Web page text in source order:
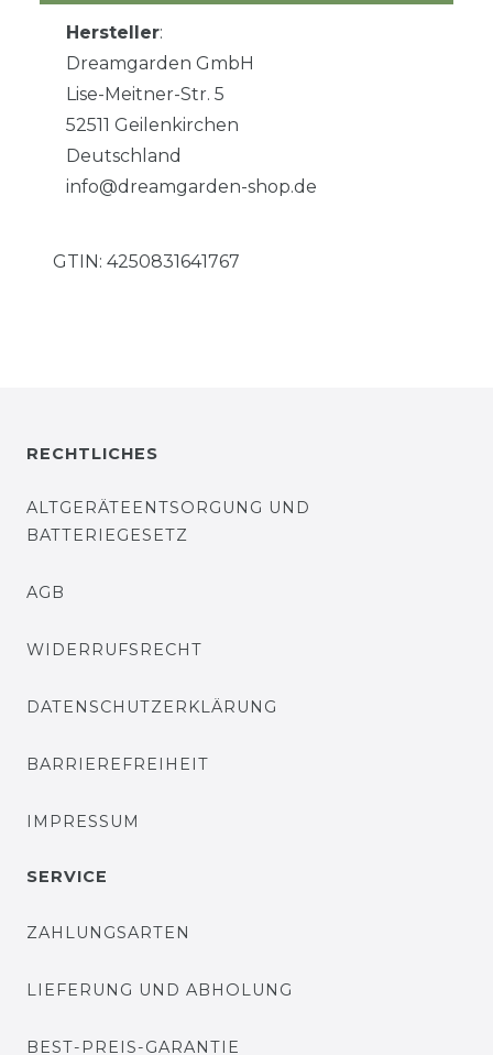
Hersteller:
Dreamgarden GmbH
Lise-Meitner-Str. 5
52511 Geilenkirchen
Deutschland
info@dreamgarden-shop.de
GTIN: 4250831641767
RECHTLICHES
ALTGERÄTEENTSORGUNG UND
BATTERIEGESETZ
AGB
WIDERRUFSRECHT
DATENSCHUTZERKLÄRUNG
BARRIEREFREIHEIT
IMPRESSUM
SERVICE
ZAHLUNGSARTEN
LIEFERUNG UND ABHOLUNG
BEST-PREIS-GARANTIE